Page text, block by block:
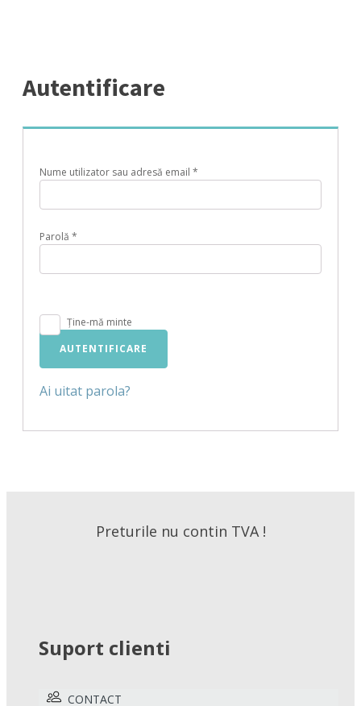
Autentificare
Nume utilizator sau adresă email *
Parolă *
Ține-mă minte
AUTENTIFICARE
Ai uitat parola?
Preturile nu contin TVA !
Suport clienti
CONTACT